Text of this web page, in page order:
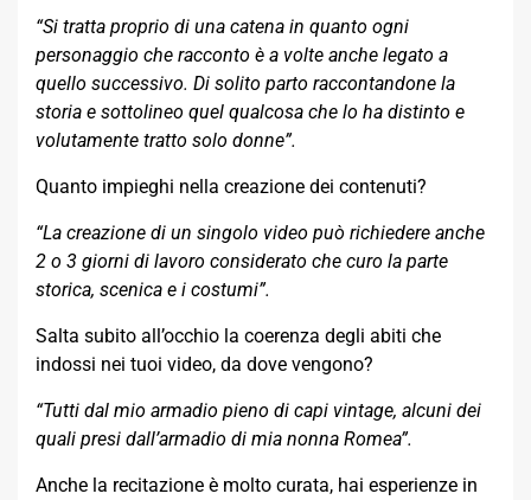
“Si tratta proprio di una catena in quanto ogni
personaggio che racconto è a volte anche legato a
quello successivo. Di solito parto raccontandone la
storia e sottolineo quel qualcosa che lo ha distinto e
volutamente tratto solo donne”.
Quanto impieghi nella creazione dei contenuti?
“La creazione di un singolo video può richiedere anche
2 o 3 giorni di lavoro considerato che curo la parte
storica, scenica e i costumi”.
Salta subito all’occhio la coerenza degli abiti che
indossi nei tuoi video, da dove vengono?
“Tutti dal mio armadio pieno di capi vintage, alcuni dei
quali presi dall’armadio di mia nonna Romea”.
Anche la recitazione è molto curata, hai esperienze in